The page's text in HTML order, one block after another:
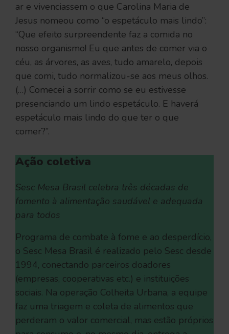
ar e vivenciassem o que Carolina Maria de
Jesus nomeou como “o espetáculo mais lindo”:
“Que efeito surpreendente faz a comida no
nosso organismo! Eu que antes de comer via o
céu, as árvores, as aves, tudo amarelo, depois
que comi, tudo normalizou-se aos meus olhos.
(…) Comecei a sorrir como se eu estivesse
presenciando um lindo espetáculo. E haverá
espetáculo mais lindo do que ter o que
comer?”.
Ação coletiva
Sesc Mesa Brasil celebra três décadas de
fomento à alimentação saudável e adequada
para todos
Programa de combate à fome e ao desperdício,
o Sesc Mesa Brasil é realizado pelo Sesc desde
1994, conectando parceiros doadores
(empresas, cooperativas etc.) e instituições
sociais. Na operação Colheita Urbana, a equipe
faz uma triagem e coleta de alimentos que
perderam o valor comercial, mas estão próprios